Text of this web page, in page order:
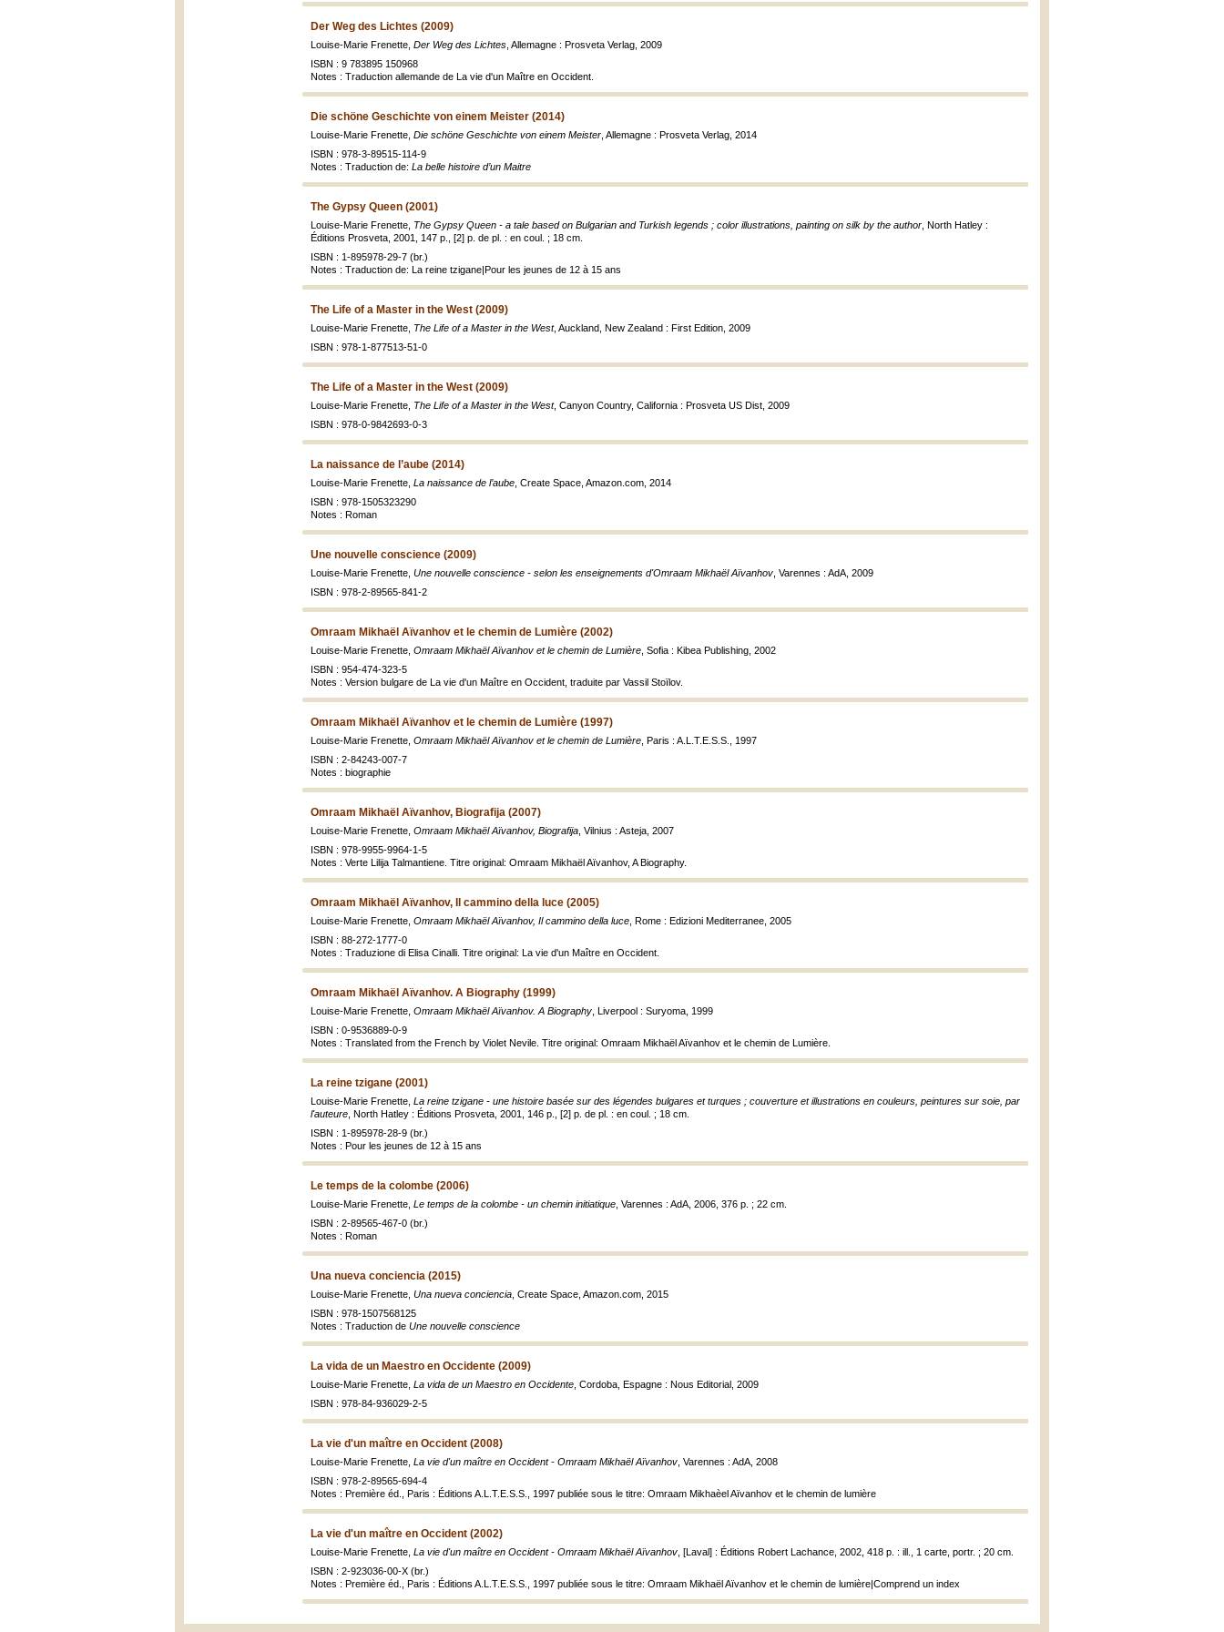
Der Weg des Lichtes (2009)
Louise-Marie Frenette, Der Weg des Lichtes , Allemagne : Prosveta Verlag, 2009
ISBN : 9 783895 150968
Notes : Traduction allemande de La vie d'un Maître en Occident.
Die schöne Geschichte von einem Meister (2014)
Louise-Marie Frenette, Die schöne Geschichte von einem Meister , Allemagne : Prosveta Verlag, 2014
ISBN : 978-3-89515-114-9
Notes : Traduction de: La belle histoire d’un Maitre
The Gypsy Queen (2001)
Louise-Marie Frenette, The Gypsy Queen - a tale based on Bulgarian and Turkish legends ; color illustrations, painting on silk by the author , North Hatley :
Éditions Prosveta, 2001, 147 p., [2] p. de pl. : en coul. ; 18 cm.
ISBN : 1-895978-29-7 (br.)
Notes : Traduction de: La reine tzigane|Pour les jeunes de 12 à 15 ans
The Life of a Master in the West (2009)
Louise-Marie Frenette, The Life of a Master in the West, Auckland, New Zealand : First Edition, 2009
ISBN : 978-1-877513-51-0
The Life of a Master in the West (2009)
Louise-Marie Frenette, The Life of a Master in the West, Canyon Country, California : Prosveta US Dist, 2009
ISBN : 978-0-9842693-0-3
La naissance de l’aube (2014)
Louise-Marie Frenette, La naissance de l’aube , Create Space, Amazon.com, 2014
ISBN : 978-1505323290
Notes : Roman
Une nouvelle conscience (2009)
Louise-Marie Frenette, Une nouvelle conscience - selon les enseignements d'Omraam Mikhaël Aïvanhov , Varennes : AdA, 2009
ISBN : 978-2-89565-841-2
Omraam Mikhaël Aïvanhov et le chemin de Lumière (2002)
Louise-Marie Frenette, Omraam Mikhaël Aïvanhov et le chemin de Lumière , Sofia : Kibea Publishing, 2002
ISBN : 954-474-323-5
Notes : Version bulgare de La vie d'un Maître en Occident, traduite par Vassil Stoïlov.
Omraam Mikhaël Aïvanhov et le chemin de Lumière (1997)
Louise-Marie Frenette, Omraam Mikhaël Aïvanhov et le chemin de Lumière , Paris : A.L.T.E.S.S., 1997
ISBN : 2-84243-007-7
Notes : biographie
Omraam Mikhaël Aïvanhov, Biografija (2007)
Louise-Marie Frenette, Omraam Mikhaël Aïvanhov, Biografija , Vilnius : Asteja, 2007
ISBN : 978-9955-9964-1-5
Notes : Verte Lilija Talmantiene. Titre original: Omraam Mikhaël Aïvanhov, A Biography.
Omraam Mikhaël Aïvanhov, Il cammino della luce (2005)
Louise-Marie Frenette, Omraam Mikhaël Aïvanhov, Il cammino della luce , Rome : Edizioni Mediterranee, 2005
ISBN : 88-272-1777-0
Notes : Traduzione di Elisa Cinalli. Titre original: La vie d'un Maître en Occident.
Omraam Mikhaël Aïvanhov. A Biography (1999)
Louise-Marie Frenette, Omraam Mikhaël Aïvanhov. A Biography , Liverpool : Suryoma, 1999
ISBN : 0-9536889-0-9
Notes : Translated from the French by Violet Nevile. Titre original: Omraam Mikhaël Aïvanhov et le chemin de Lumière.
La reine tzigane (2001)
Louise-Marie Frenette, La reine tzigane - une histoire basée sur des légendes bulgares et turques ; couverture et illustrations en couleurs, peintures sur soie, par
l'auteure , North Hatley : Éditions Prosveta, 2001, 146 p., [2] p. de pl. : en coul. ; 18 cm.
ISBN : 1-895978-28-9 (br.)
Notes : Pour les jeunes de 12 à 15 ans
Le temps de la colombe (2006)
Louise-Marie Frenette, Le temps de la colombe - un chemin initiatique , Varennes : AdA, 2006, 376 p. ; 22 cm.
ISBN : 2-89565-467-0 (br.)
Notes : Roman
Una nueva conciencia (2015)
Louise-Marie Frenette, Una nueva conciencia , Create Space, Amazon.com, 2015
ISBN : 978-1507568125
Notes : Traduction de Une nouvelle conscience
La vida de un Maestro en Occidente (2009)
Louise-Marie Frenette, La vida de un Maestro en Occidente , Cordoba, Espagne : Nous Editorial, 2009
ISBN : 978-84-936029-2-5
La vie d'un maître en Occident (2008)
Louise-Marie Frenette, La vie d'un maître en Occident - Omraam Mikhaël Aïvanhov , Varennes : AdA, 2008
ISBN : 978-2-89565-694-4
Notes : Première éd., Paris : Éditions A.L.T.E.S.S., 1997 publiée sous le titre: Omraam Mikhaèel Aïvanhov et le chemin de lumière
La vie d'un maître en Occident (2002)
Louise-Marie Frenette, La vie d'un maître en Occident - Omraam Mikhaël Aïvanhov , [Laval] : Éditions Robert Lachance, 2002, 418 p. : ill., 1 carte, portr. ; 20 cm.
ISBN : 2-923036-00-X (br.)
Notes : Première éd., Paris : Éditions A.L.T.E.S.S., 1997 publiée sous le titre: Omraam Mikhaël Aïvanhov et le chemin de lumière|Comprend un index